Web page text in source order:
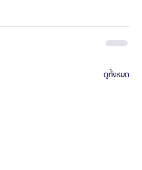
ดูทั้งหมด